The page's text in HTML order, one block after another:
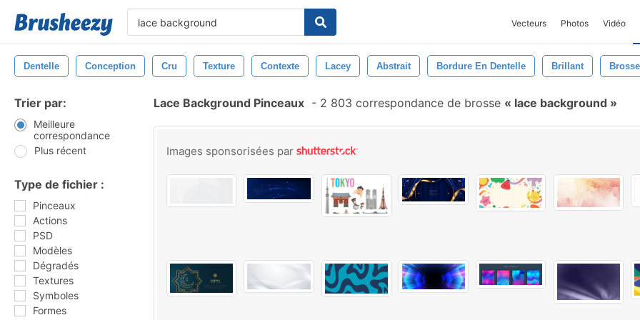
Vecteurs Photos Vidéo
Dentelle Conception Cru Texture Contexte Lacey Abstrait Bordure En Dentelle Brillant
Trier par:
Meilleure
correspondance
Plus récent
Type de fichier :
Pinceaux
Actions
PSD
Modèles
Dégradés
Textures
Symboles
Formes
Lace Background Pinceaux - 2 803 correspondance de brosse lace background
Images sponsorisées par